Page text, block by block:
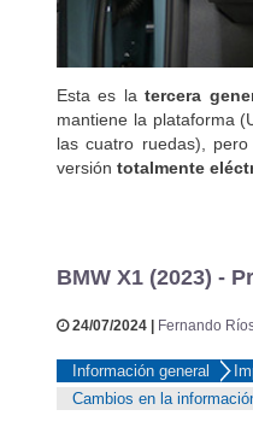
Esta es latercera
mantiene la plataforma
las cuatro ruedas),
versión totalmente
BMW X1 (2023) -
24/07/2024 | Fernando
Información general
Cambios en la